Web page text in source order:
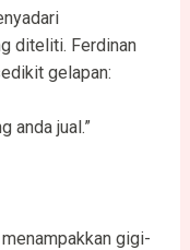
diteliti. Ferdinan
gelapan:
anda jual.”
gigi-